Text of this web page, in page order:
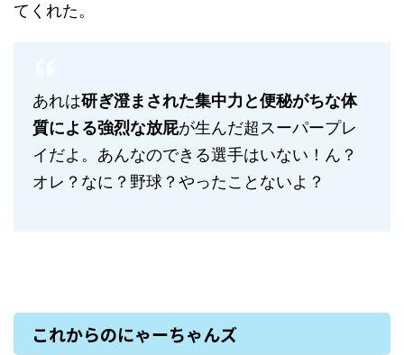
てくれた。
あれは研ぎ澄まされた集中力と便秘がちな体
質による強烈な放屁が生んだ超スーパープレ
イだよ。あんなのできる選手はいない！ん？
オレ？なに？野球？やったことないよ？
これからのにゃーちゃんズ